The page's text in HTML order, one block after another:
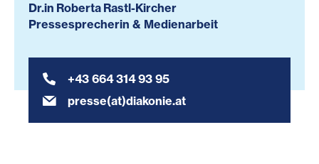
Dr.in Roberta Rastl-Kircher
Pressesprecherin & Medienarbeit
+43 664 314 93 95
presse(at)diakonie.at